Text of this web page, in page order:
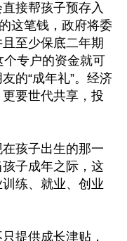
接帮孩子预存入
这笔钱，政府将委
至少保底二年期
专户的资金就可
的“成年礼”。经济
要世代共享，投
孩子出生的那一
子成年之际，这
练、就业、创业
提供成长津贴，